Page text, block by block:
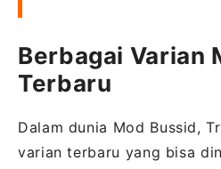
Berbagai Varian
Terbaru
Dalam dunia Mod Bussid,
varian terbaru yang bisa